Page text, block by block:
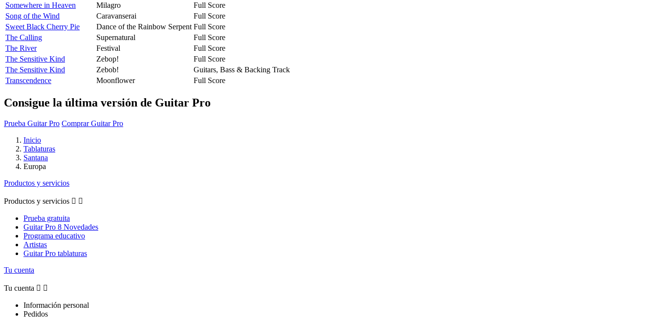
Somewhere in Heaven
Milagro
Full Score
Song of the Wind
Caravanserai
Full Score
Sweet Black Cherry Pie
Dance of the Rainbow Serpent Full Score
The Calling
Supernatural
Full Score
The River
Festival
Full Score
The Sensitive Kind
Zebop!
Full Score
The Sensitive Kind
Zebob!
Guitars, Bass & Backing Track
Transcendence
Moonflower Full Score
Consigue la última versión de Guitar Pro
Prueba Guitar Pro Comprar Guitar Pro
Inicio
Tablaturas
Santana
Europa
Productos y servicios
Productos y servicios  
Prueba gratuita
Guitar Pro 8 Novedades
Programa educativo
Artistas
Guitar Pro tablaturas
Tu cuenta
Tu cuenta  
Información personal
Pedidos